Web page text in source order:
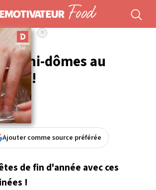
Recettes
mini-dômes au
!
12h37
Ajouter comme source préférée
×
de fin d'année avec ces
!